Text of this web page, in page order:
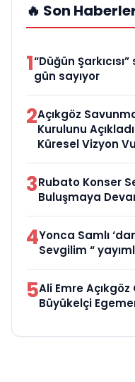
🔥 Son
1“Düğün
gün sayıyor
2Açıkgöz
Kurulunu
Küresel Vizyon
3Rubato Konser
Buluşmaya
4Yonca Samlı
Sevgilim “
5Ali Emre
Büyükelçi